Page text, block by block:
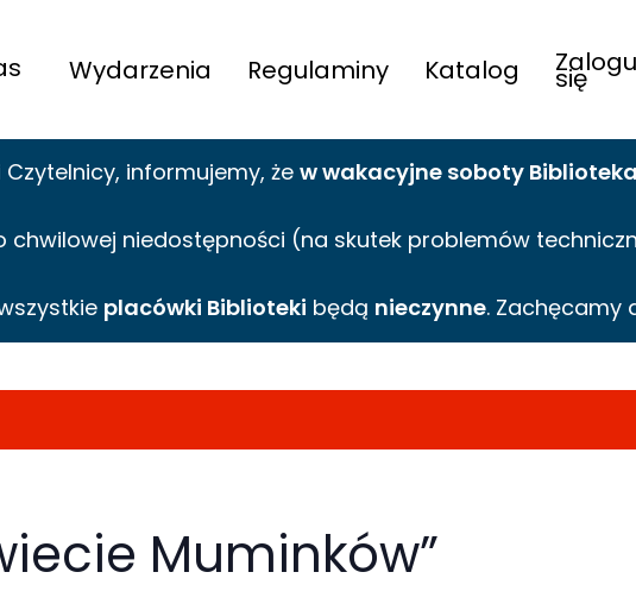
Wydarzenia Regulaminy Katalog się
Czytelnicy, informujemy, że w wakacyjne soboty Biblioteka
chwilowej niedostępności (na skutek problemów
placówki Biblioteki będą nieczynne. Zachęcamy
Muminków”